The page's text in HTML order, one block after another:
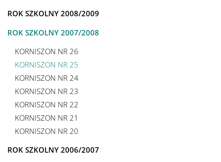
ROK SZKOLNY 2008/2009
ROK SZKOLNY 2007/2008
KORNISZON NR 26
KORNISZON NR 25
KORNISZON NR 24
KORNISZON NR 23
KORNISZON NR 22
KORNISZON NR 21
KORNISZON NR 20
ROK SZKOLNY 2006/2007